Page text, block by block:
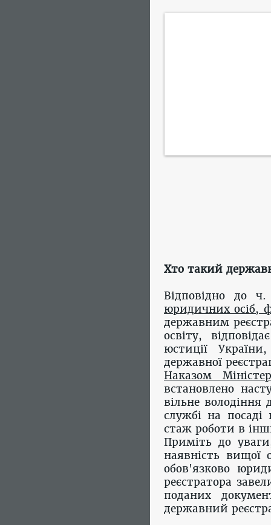
Хто такий
Відповідно до
юридичних осіб,
державним
освіту,
юстиції
державної
Наказом
встановлено
вільне
службі на
стаж роботи в
Приміть до
наявність
обов'язково
реєстратора
поданих
державний